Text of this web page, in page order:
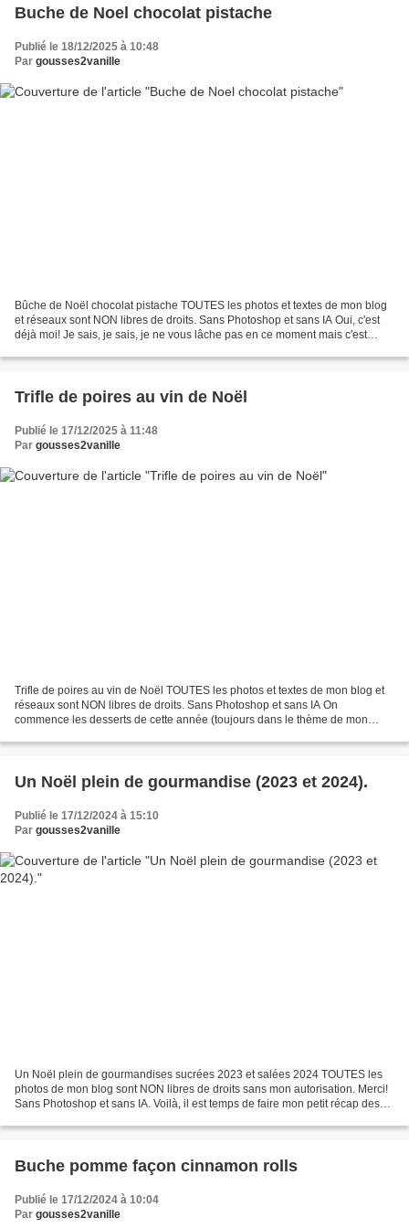
Buche de Noel chocolat pistache
Publié le 18/12/2025 à 10:48
Par gousses2vanille
Bûche de Noël chocolat pistache TOUTES les photos et textes de mon blog
et réseaux sont NON libres de droits. Sans Photoshop et sans IA Oui, c'est
déjà moi! Je sais, je sais, je ne vous lâche pas en ce moment mais c'est
Trifle de poires au vin de Noël
Publié le 17/12/2025 à 11:48
Par gousses2vanille
Trifle de poires au vin de Noël TOUTES les photos et textes de mon blog et
réseaux sont NON libres de droits. Sans Photoshop et sans IA On
commence les desserts de cette année (toujours dans le thème de mon
Un Noël plein de gourmandise (2023 et 2024).
Publié le 17/12/2024 à 15:10
Par gousses2vanille
Un Noël plein de gourmandises sucrées 2023 et salées 2024 TOUTES les
photos de mon blog sont NON libres de droits sans mon autorisation. Merci!
Sans Photoshop et sans IA. Voilà, il est temps de faire mon petit récap des
Buche pomme façon cinnamon rolls
Publié le 17/12/2024 à 10:04
Par gousses2vanille